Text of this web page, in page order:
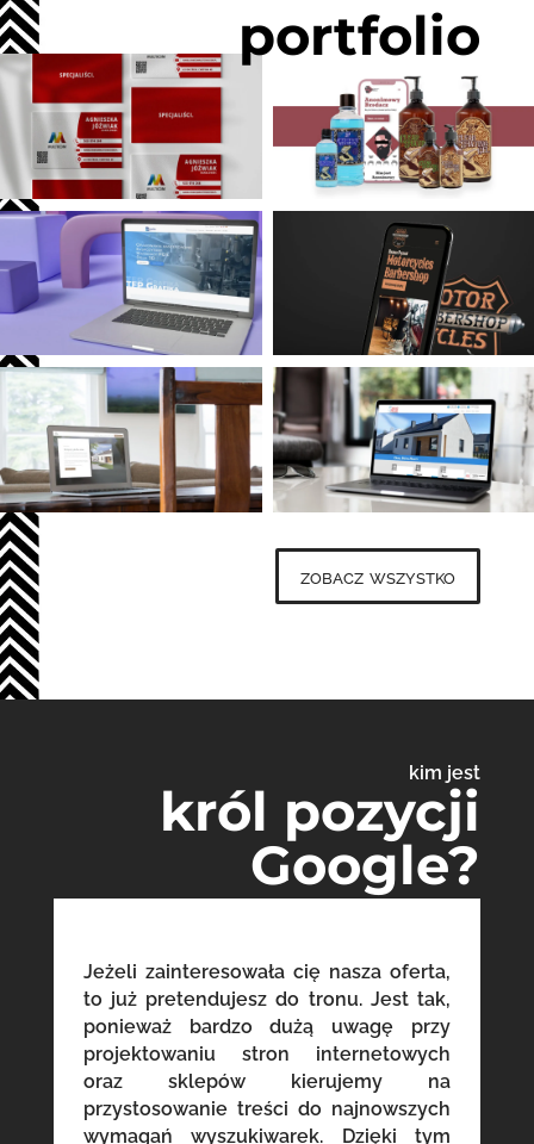
portfolio
zobacz wszystko
kim jest
król pozycji
Google?
Jeżeli zainteresowała cię nasza oferta,
to już pretendujesz do tronu. Jest tak,
ponieważ bardzo dużą uwagę przy
projektowaniu stron internetowych
oraz sklepów kierujemy na
przystosowanie treści do najnowszych
wymagań wyszukiwarek. Dzięki tym